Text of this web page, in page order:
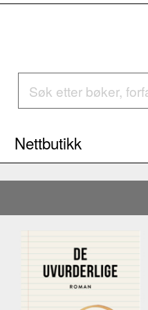
Nettbutikk